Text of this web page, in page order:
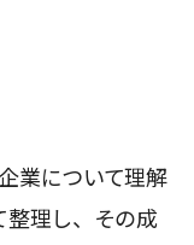
業について理解
整理し、その成